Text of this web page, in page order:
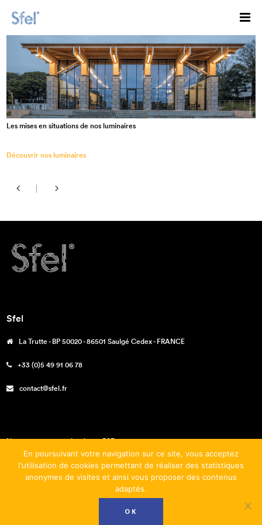
Les mises en situations de nos luminaires
Découvrir nos luminaires
Sfel
La Trutte - BP 50020 - 86501 Saulgé Cedex - FRANCE
+33 (0)5 49 91 06 78
contact@sfel.fr
Nos engagements – La charte RSE
Téléchargements
En poursuivant votre navigation sur ce site, vous acceptez
l'utilisation de cookies permettant de réaliser des statistiques
anonymes de visites et ainsi vous proposer des contenus
adaptés.
OK